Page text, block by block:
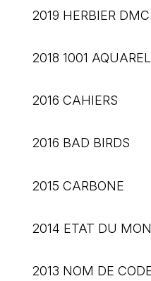
2019 HERBIER DMC
2018 1001
2016 CAHIERS
2016 BAD BIRDS
2015 CARBONE
2014 ETAT DU
2013 NOM DE